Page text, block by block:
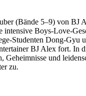
(Bände 5–9) von BJ
intensive Boys-Love-
Studenten Dong-Gyu
BJ Alex fort. In
Geheimnisse und
zu.